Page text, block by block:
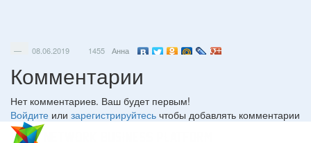
— 08.06.2019 1455 Анна
Комментарии
Нет комментариев. Ваш будет первым!
Войдите или зарегистрируйтесь чтобы добавлять комментарии